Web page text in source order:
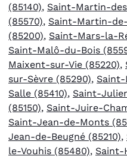
(85140), Saint-Martin-
(85570), Saint-Martin-
(85200), Saint-Mars-la-
Saint-Malô-du-Bois
Maixent-sur-Vie (85220),
sur-Sèvre (85290),
Salle (85410), Saint-
(85150), Saint-Juire-
Saint-Jean-de-Monts
Jean-de-Beugné (85210),
le-Vouhis (85480), Saint-